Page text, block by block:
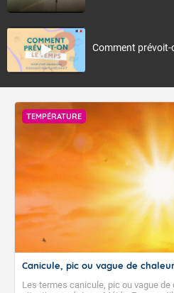
Comment prévoit-
TEMPÉRATURE
Canicule, pic ou vague de
Les termes canicule, pic ou vague de